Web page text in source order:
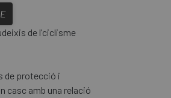
de l'ciclisme
de protecció i
casc amb una relació